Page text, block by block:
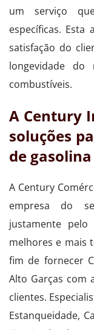
um serviço
específicas.
satisfação do
longevidade
combustíveis.
A Century
soluções
de gasolina
A Century
empresa do
justamente
melhores e mais
fim de fornecer
Alto Garças com
clientes.
Estanqueidade,